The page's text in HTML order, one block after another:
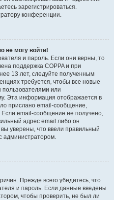
зарегистрироваться.
конференции.
не могу войти!
и пароль. Если они верны, то
поддержка COPPA и при
13 лет, следуйте полученным
требуется, чтобы все новые
или
Эта информация отображается в
прислано email-сообщение,
email-сообщение не получено,
адрес email либо он
уверены, что ввели правильный
администратором.
Прежде всего убедитесь, что
и пароль. Если данные введены
чтобы проверить, не был ли